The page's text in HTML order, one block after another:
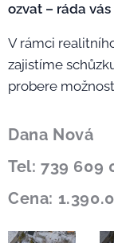
ozvat – ráda
V rámci
zajistíme
probere
Dana Nová
Tel: 739 609
Cena: